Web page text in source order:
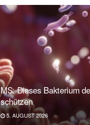
MS: Dieses Bakterium
schützen
5. AUGUST 2026